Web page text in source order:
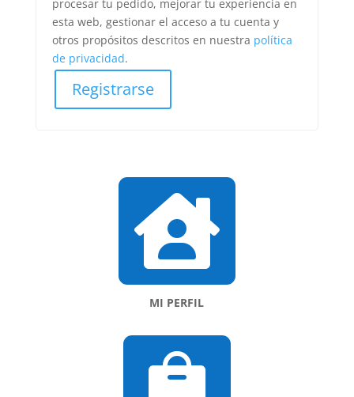
procesar tu pedido, mejorar tu experiencia en
esta web, gestionar el acceso a tu cuenta y
otros propósitos descritos en nuestra política
de privacidad.
Registrarse

MI PERFIL